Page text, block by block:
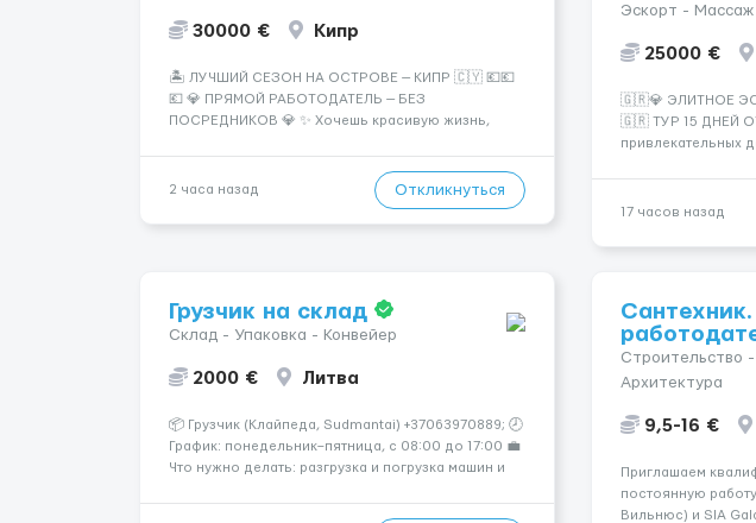
30000 € Кипр
🏝️ ЛУЧШИЙ СЕЗОН НА ОСТРОВЕ — КИПР 🇨🇾 💶💶
💶 💎 ПРЯМОЙ РАБОТОДАТЕЛЬ — БЕЗ
ПОСРЕДНИКОВ 💎 ✨ Хочешь красивую жизнь,
— Опытная команда с годами практики —
Стабильный поток клиентов (без ...
2 часа назад Откликнуться
Эскорт - Массаж
25000 €
🇬🇷💎 ЭЛИТНОЕ
🇬🇷 ТУР 15 ДНЕЙ
привлекательных
хорошие деньги 💶
17 часов назад
Грузчик на склад
Склад - Упаковка - Конвейер
2000 € Литва
📦 Грузчик (Клайпеда, Sudmantai) +37063970889; 🕗
График: понедельник–пятница, с 08:00 до 17:00 💼
Что нужно делать: разгрузка и погрузка машин и
Строительство
Архитектура
9,5-16 €
Приглашаем
постоянную
Вильнюс) и SIA